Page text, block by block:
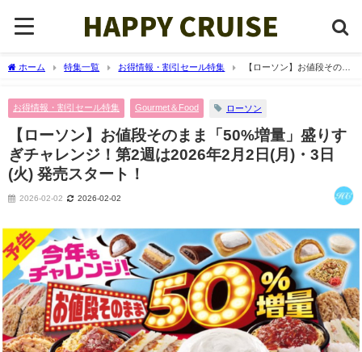
ホーム 特集一覧 お得情報・割引セール特集
【ローソン】お値段そのま
お得情報・割引セール特集
Gourmet＆Food ローソン
【ローソン】お値段そのまま「50%増量」盛りす
ぎチャレンジ！第2週は2026年2月2日(月)・3日
(火) 発売スタート！
2026-02-02 2026-02-02